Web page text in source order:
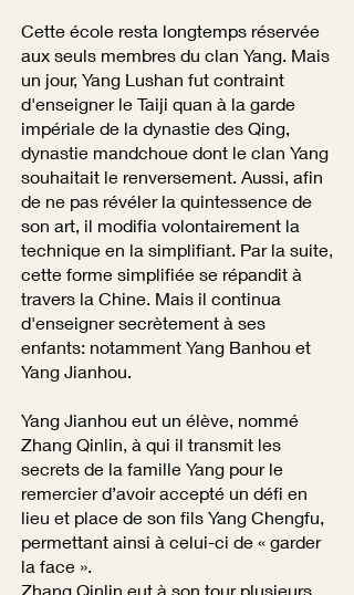
Cette école resta longtemps réservée
aux seuls membres du clan Yang. Mais
un jour, Yang Lushan fut contraint
d'enseigner le Taiji quan à la garde
impériale de la dynastie des Qing,
dynastie mandchoue dont le clan Yang
souhaitait le renversement. Aussi, afin
de ne pas révéler la quintessence de
son art, il modifia volontairement la
technique en la simplifiant. Par la suite,
cette forme simplifiée se répandit à
travers la Chine. Mais il continua
d'enseigner secrètement à ses
enfants: notamment Yang Banhou et
Yang Jianhou.
Yang Jianhou eut un élève, nommé
Zhang Qinlin, à qui il transmit les
secrets de la famille Yang pour le
remercier d’avoir accepté un défi en
lieu et place de son fils Yang Chengfu,
permettant ainsi à celui-ci de « garder
la face ».
Zhang Qinlin eut à son tour plusieurs